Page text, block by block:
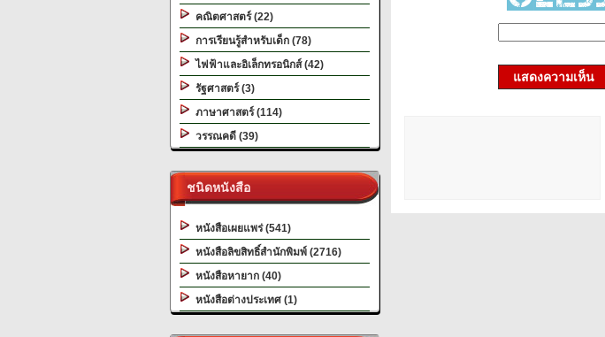
คณิตศาสตร์ (22)
การเรียนรู้สำหรับเด็ก (78)
ไฟฟ้าและอิเล็กทรอนิกส์ (42)
รัฐศาสตร์ (3)
ภาษาศาสตร์ (114)
วรรณคดี (39)
ชนิดหนังสือ
หนังสือเผยแพร่ (541)
หนังสือลิขสิทธิ์สำนักพิมพ์ (2716)
หนังสือหายาก (40)
หนังสือต่างประเทศ (1)
แสดงความเห็น